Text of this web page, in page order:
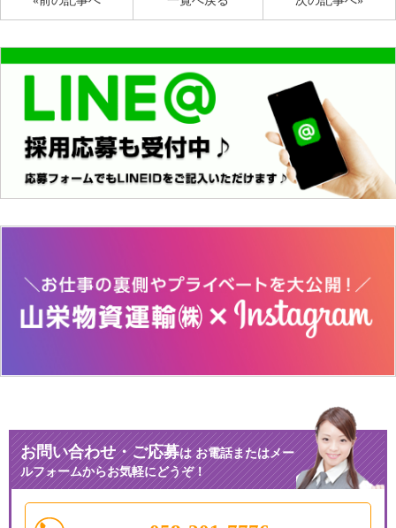
お問い合わせ・ご応募はお電話またはメー
ルフォームからお気軽にどうぞ！